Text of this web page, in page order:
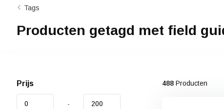
Tags
Producten getagd met field
Prijs
-
488Producten